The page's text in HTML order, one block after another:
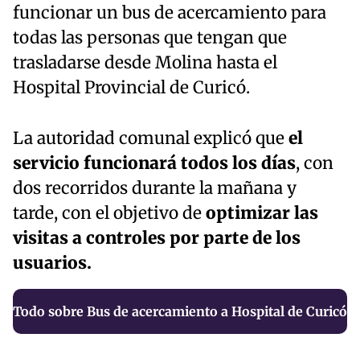
funcionar un bus de acercamiento para
todas las personas que tengan que
trasladarse desde Molina hasta el
Hospital Provincial de Curicó.
La autoridad comunal explicó queel
servicio funcionará todos los días, con
dos recorridos durante la mañana y
tarde, con el objetivo deoptimizar las
visitas a controles por parte de los
usuarios.
Todo sobre Bus de acercamiento a Hospital de Curicó